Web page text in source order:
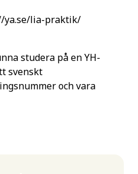
ya.se/lia-praktik/
studera på en YH-
svenskt
och vara